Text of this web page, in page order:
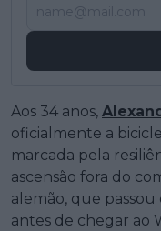
Aos 34 anos,
oficialmente a
marcada pela
ascensão fora do
alemão, que
antes de chegar ao